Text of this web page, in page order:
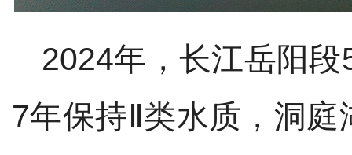
2024年，长江岳阳段
7年保持Ⅱ类水质，洞